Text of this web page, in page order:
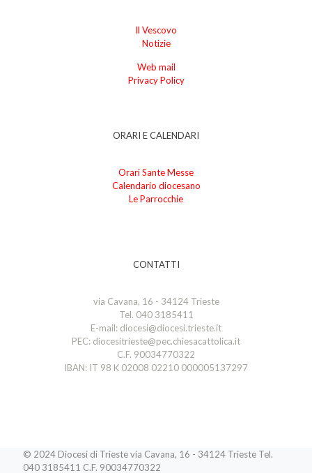
Il Vescovo
Notizie
Web mail
Privacy Policy
ORARI E CALENDARI
Orari Sante Messe
Calendario diocesano
Le Parrocchie
CONTATTI
via Cavana, 16 - 34124 Trieste
Tel. 040 3185411
E-mail: diocesi@diocesi.trieste.it
PEC: diocesitrieste@pec.chiesacattolica.it
C.F. 90034770322
IBAN: IT 98 K 02008 02210 000005137297
© 2024 Diocesi di Trieste via Cavana, 16 - 34124 Trieste Tel.
040 3185411 C.F. 90034770322